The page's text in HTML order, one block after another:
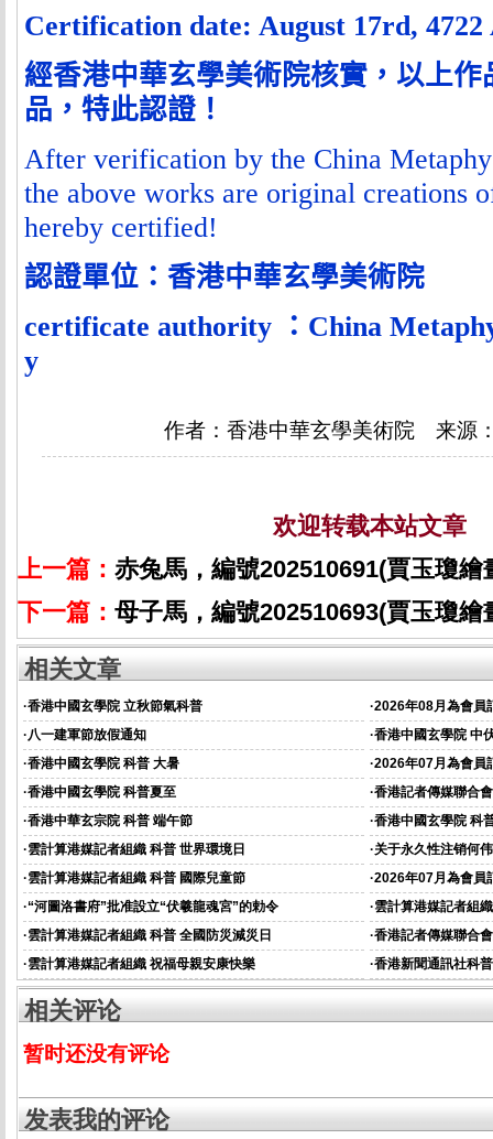
Certification date: August 17rd,
經香港中華玄學美術院核實，以上
品，特此認證！
After verification by the China
the above works are original creations
hereby certified!
認證單位 ：香港中華玄學美術院
certificate authority ： China
y
作者：香港中華玄學美術院 来源
欢迎转载本站文章
上一篇： 赤兔馬，編號202510691(賈玉瓊繪
下一篇： 母子馬，編號202510693(賈玉瓊繪
相关文章
·香港中國玄學院 立秋節氣科普 ·2026年08月為會員
·八一建軍節放假通知 ·香港中國玄學院 中
·香港中國玄學院 科普 大暑 ·2026年07月為會員
·香港中國玄學院 科普夏至 ·香港記者傳媒聯合
資的通知
·香港中華玄宗院 科普 端午節 ·香港中國玄學院 科
·雲計算港媒記者組織 科普 世界環境日 ·关于永久性注销何
·雲計算港媒記者組織 科普 國際兒童節 ·2026年07月為會員
通知
·“河圖洛書府”批准設立“伏羲龍魂宮”的勅令 ·雲計算港媒記者組
·雲計算港媒記者組織 科普 全國防災減災日 ·香港記者傳媒聯合
資的通知
·雲計算港媒記者組織 祝福母親安康快樂 ·香港新聞通訊社科
相关评论
暂时还没有评论
发表我的评论